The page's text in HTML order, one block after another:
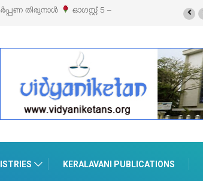
സെയിലും ഓഗസ്റ്റ് 8-ന്
KERALAVANI PUBLICATIONS